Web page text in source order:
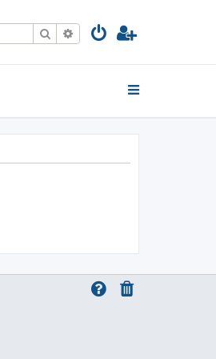
ПошукРозширений пошук